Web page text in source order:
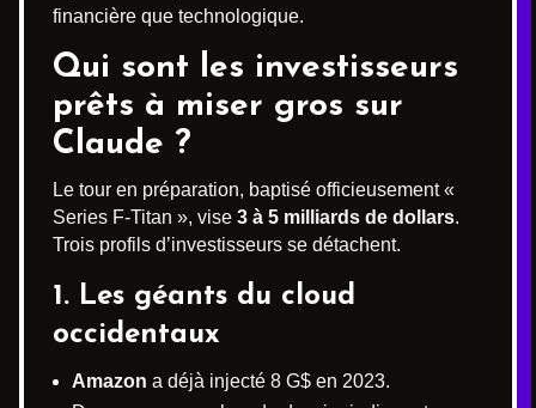
financière que technologique.
Qui sont les investisseurs
prêts à miser gros sur
Claude ?
Le tour en préparation, baptisé officieusement «
Series F-Titan », vise 3 à 5 milliards de dollars.
Trois profils d’investisseurs se détachent.
1. Les géants du cloud
occidentaux
Amazon a déjà injecté 8 G$ en 2023.